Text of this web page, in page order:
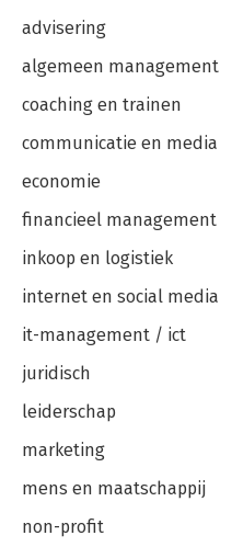
advisering
algemeen management
coaching en trainen
communicatie en media
economie
financieel management
inkoop en logistiek
internet en social media
it-management / ict
juridisch
leiderschap
marketing
mens en maatschappij
non-profit